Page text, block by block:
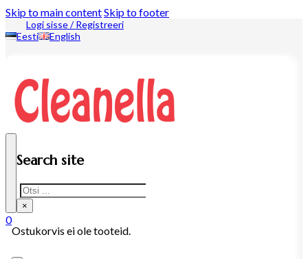
Skip to main contentSkip to footer
Logi sisse / Registreeri
Eesti
English
Search site
Search
×
0
Ostukorvis ei ole tooteid.